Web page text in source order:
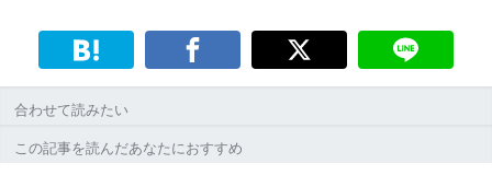
合わせて読みたい
この記事を読んだあなたにおすすめ